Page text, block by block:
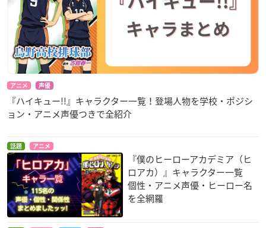
アニメ 声優
『ハイキュー!!』キャラクター一覧！登場人物を学校・ポジシ
ョン・アニメ声優つきで全紹介
話題 アニメ
『僕のヒーローアカデミア（ヒ
ロアカ）』キャラクター一覧
個性・アニメ声優・ヒーロー名
を全網羅